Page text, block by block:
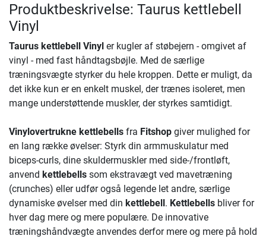
Produktbeskrivelse: Taurus kettlebell
Vinyl
Taurus kettlebell Vinyl er kugler af støbejern - omgivet af
vinyl - med fast håndtagsbøjle. Med de særlige
træningsvægte styrker du hele kroppen. Dette er muligt, da
det ikke kun er en enkelt muskel, der trænes isoleret, men
mange understøttende muskler, der styrkes samtidigt.
Vinylovertrukne kettlebells fra Fitshop giver mulighed for
en lang række øvelser: Styrk din armmuskulatur med
biceps-curls, dine skuldermuskler med side-/frontløft,
anvend kettlebells som ekstravægt ved mavetræning
(crunches) eller udfør også legende let andre, særlige
dynamiske øvelser med din kettlebell. Kettlebells bliver for
hver dag mere og mere populære. De innovative
træningshåndvægte anvendes derfor mere og mere på hold